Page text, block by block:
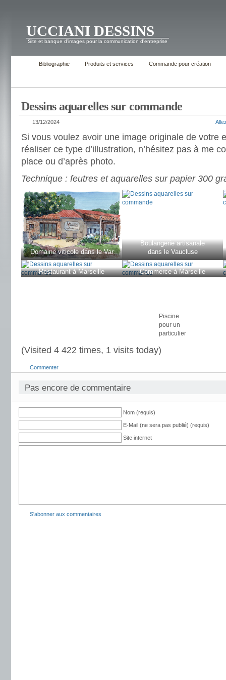
UCCIANI DESSINS
Site et banque d'images pour la communication d'entreprise
Bibliographie Produits et services Commande pour création
Dessins aquarelles sur commande
13/12/2024
Si vous voulez avoir une image originale de votre
réaliser ce type d’illustration, n’hésitez pas à me
place ou d’après photo.
Technique : feutres et aquarelles sur papier 300
Domaine viticole dans le Var
Boulangerie artisanale
dans le Vaucluse
Restaurant à Marseille Commerce à Marseille
Piscine
pour un
particulier
(Visited 4 422 times, 1 visits today)
Commenter
Pas encore de commentaire
Nom (requis)
E-Mail (ne sera pas publié) (requis)
Site internet
S'abonner aux commentaires